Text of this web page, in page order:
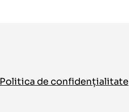
Politica de confidențialitate